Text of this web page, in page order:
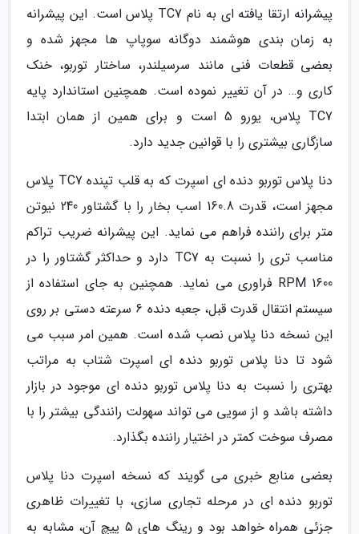
پیشرانه ارتقا یافته ای به نام TC7 پلاس است. این پیشرانه
به زمان بندی هوشمند دوگانه سوپاپ ها مجهز شده و
بعضی قطعات فنی مانند سرسیلندر، ساختار توربو، خنک
کاری و… در آن تغییر نموده است. همچنین استاندارد پایه
TC7 پلاس، یورو 5 است و برای همین از همان ابتدا
سازگاری بیشتری را با قوانین جدید دارد.
دنا پلاس توربو دنده ای اسپرت که به قلب تپنده TC7 پلاس
مجهز است، قدرت 160.8 اسب بخار را با گشتاور 240 نیوتن
متر برای راننده فراهم می نماید. این پیشرانه ضریب تراکم
مناسب تری را نسبت به TC7 دارد و حداکثر گشتاور را در
1600 RPM فراوری می نماید. همچنین به جای استفاده از
سیستم انتقال قدرت قبل، جعبه دنده 6 سرعته دستی بر روی
این نسخه دنا پلاس نصب شده است. همین امر سبب می
شود تا دنا پلاس توربو دنده ای اسپرت شتاب به مراتب
بهتری را نسبت به دنا پلاس توربو دنده ای موجود در بازار
داشته باشد و از سویی می تواند سهولت رانندگی بیشتر را با
مصرف سوخت کمتر در اختیار راننده بگذارد.
بعضی منابع خبری می گویند که نسخه اسپرت دنا پلاس
توربو دنده ای در مرحله تجاری سازی، با تغییرات ظاهری
جزئی همراه خواهد بود و رینگ های 5 پیچ آن، مشابه به